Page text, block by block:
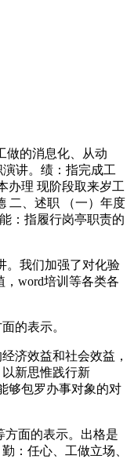
做的消息化、从动
讲。绩：指完成工
办理 现阶段取来岁工
二、述职 （一）年度
：指履行岗亭职责的
。我们加强了对化验
word培训等各类各
的表示。
济效益和社会效益，
新思惟践行新
够包罗办事对象的对
面的表示。出格是
：任心、工做立场、